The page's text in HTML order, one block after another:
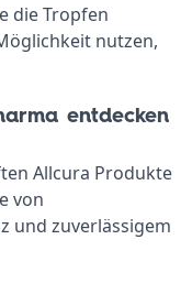
die Tropfen
nutzen,
entdecken
Allcura Produkte
von
und zuverlässigem